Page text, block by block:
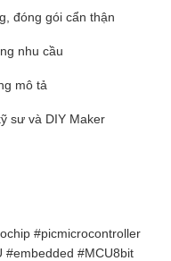
đóng gói cẩn thận
nhu cầu
mô tả
sư và DIY Maker
#picmicrocontroller
#embedded #MCU8bit